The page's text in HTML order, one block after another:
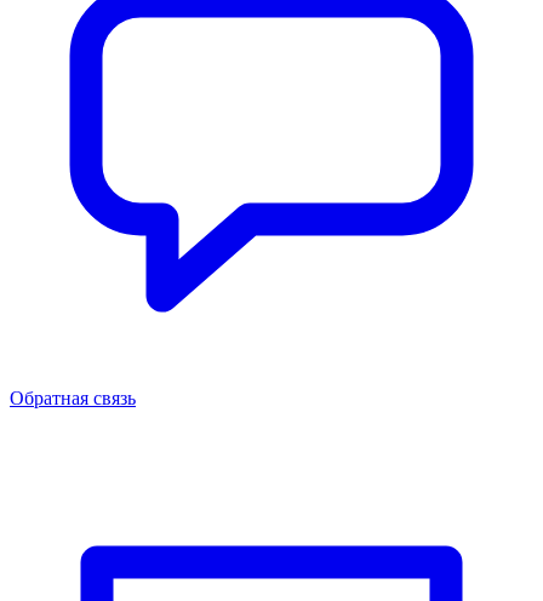
Обратная связь